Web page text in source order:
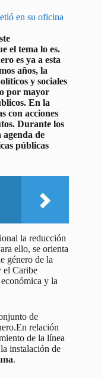
en su oficina
el tema lo es.
es ya a esta
años, la
y sociales
por mayor
En la
con acciones
Durante los
agenda de
públicas
la reducción
ello, se orienta
género de la
el Caribe
y la
de
relación
de la línea
instalación de
.